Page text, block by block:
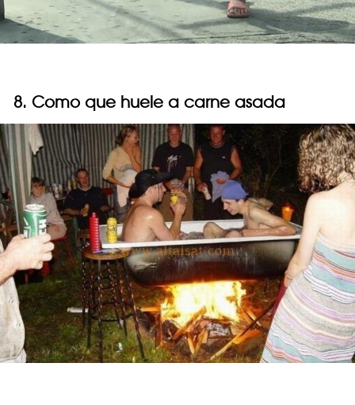
8. Como que huele a carne asada